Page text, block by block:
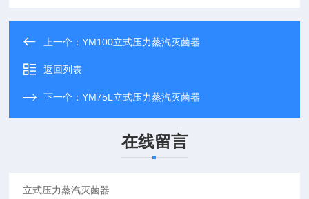
上一个：YM100立式压力蒸汽灭菌器
返回列表
下一个：YM75L立式压力蒸汽灭菌器
在线留言